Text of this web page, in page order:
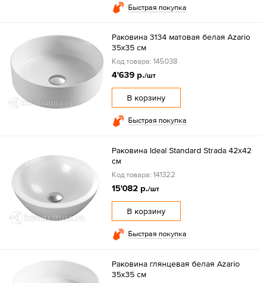
Быстрая покупка
Раковина 3134 матовая белая Azario
35x35 см
Код товара: 145038
4'639 р./шт
В корзину
Быстрая покупка
Раковина Ideal Standard Strada 42x42
см
Код товара: 141322
15'082 р./шт
В корзину
Быстрая покупка
Раковина глянцевая белая Azario
35x35 см